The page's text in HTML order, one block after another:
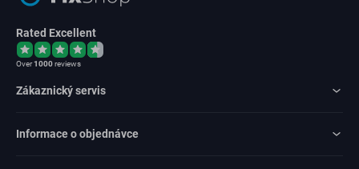
Rated Excellent
Over1000reviews
Zákaznický servis
Informace o objednávce